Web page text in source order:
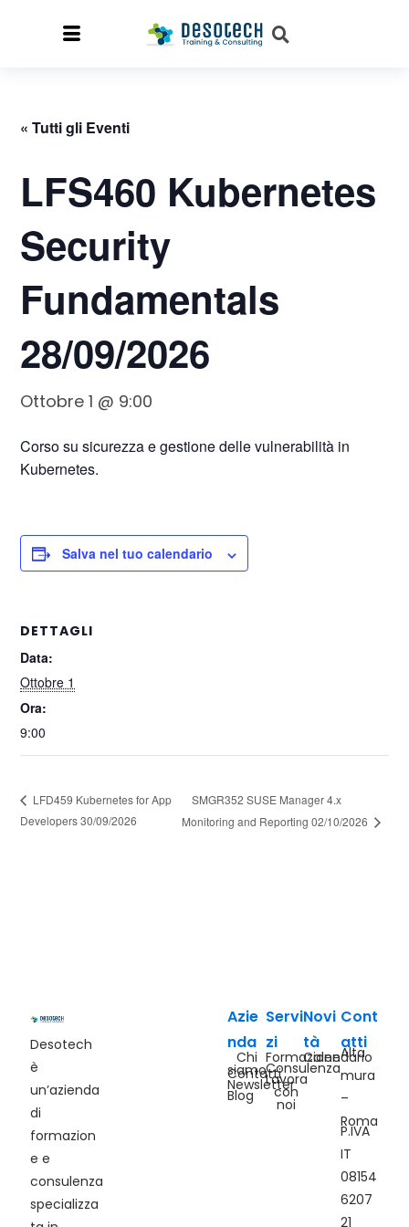
« Tutti gli Eventi
LFS460 Kubernetes
Security
Fundamentals
28/09/2026
Ottobre 1 @ 9:00
Corso su sicurezza e gestione delle vulnerabilità in
Kubernetes.
Salva nel tuo calendario
DETTAGLI
Data:
Ottobre 1
Ora:
9:00
LFD459 Kubernetes for App
Developers 30/09/2026
SMGR352 SUSE Manager 4.x
Monitoring and Reporting 02/10/2026
Desotech
è
un’azienda
di
formazion
e e
consulenza
specializza
Azie
nda
Chi
siamo
Contatti
Newsletter
Blog
Servi
zi
Formazione
Consulenza
Lavora
con
noi
Novi
tà
Calendario
Cont
atti
Alta
mura
–
Roma
P.IVA
IT
08154
6207
21